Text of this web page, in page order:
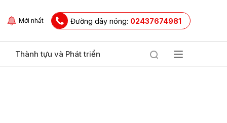
Mới nhất Đường dây nóng: 02437674981
Thành tựu và Phát triển